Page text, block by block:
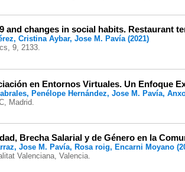
and changes in social habits. Restaurant
Cristina Aybar, Jose M. Pavía (2021)
9, 2133.
en Entornos Virtuales. Un Enfoque
Penélope Hernández, Jose M. Pavía,
Madrid.
Brecha Salarial y de Género en la
Jose M. Pavía, Rosa roig, Encarni Moyano
Valenciana, Valencia.